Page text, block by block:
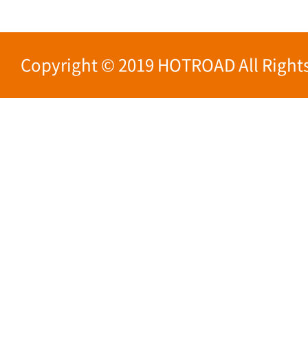
Copyright © 2019 HOTROAD All